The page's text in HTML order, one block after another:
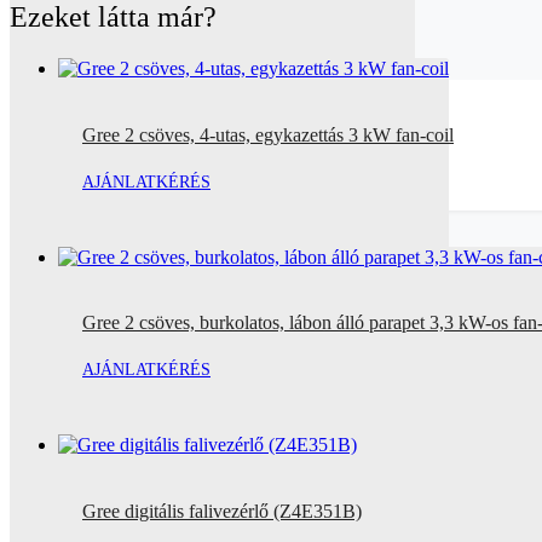
Ezeket látta már?
Gree 2 csöves, 4-utas, egykazettás 3 kW fan-coil
AJÁNLATKÉRÉS
Gree 2 csöves, burkolatos, lábon álló parapet 3,3 kW-os
AJÁNLATKÉRÉS
Gree digitális falivezérlő (Z4E351B)